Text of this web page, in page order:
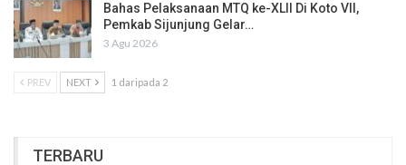
Bahas Pelaksanaan MTQ ke-XLII Di Koto VII,
Pemkab Sijunjung Gelar…
3 Agu 2026
PREV NEXT 1 daripada 2
TERBARU